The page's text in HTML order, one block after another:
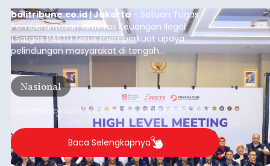
balitribune.co.id | Jakarta - Satuan Tugas
Pemberantasan Aktivitas Keuangan Ilegal
(Satgas PASTI) terus memperkuat upaya
pelindungan masyarakat di tengah
meningkatnya ancaman penipuan digital yang
semakin kompleks.
Nasional
Submitted by contributoronThu, 08/06/2026 - 09:45
Baca Selengkapnya